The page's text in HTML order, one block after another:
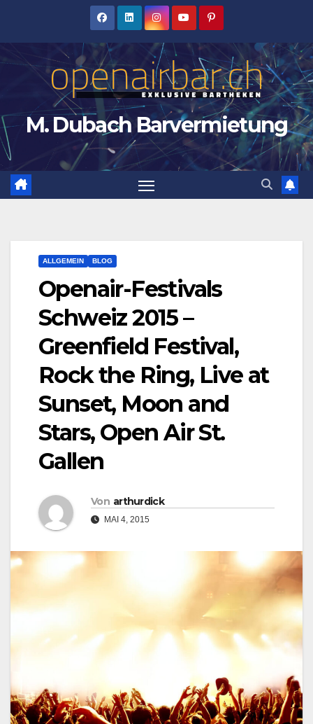
M. Dubach Barvermietung
ALLGEMEIN BLOG
Openair-Festivals
Schweiz 2015 –
Greenfield Festival,
Rock the Ring, Live at
Sunset, Moon and
Stars, Open Air St.
Gallen
Von arthurdick
MAI 4, 2015